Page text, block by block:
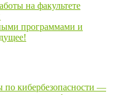
на факультете
программами и
по кибербезопасности —